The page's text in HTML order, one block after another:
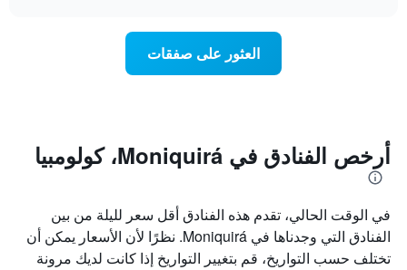
محور
X
يعرض
عدد
الأيام
قبل
العثور على صفقات
أرخص الفنادق في Moniquirá، كولومبيا
في الوقت الحالي، تقدم هذه الفنادق أقل سعر لليلة من بين
الفنادق التي وجدناها في Moniquirá. نظرًا لأن الأسعار يمكن أن
تختلف حسب التواريخ، قم بتغيير التواريخ إذا كانت لديك مرونة